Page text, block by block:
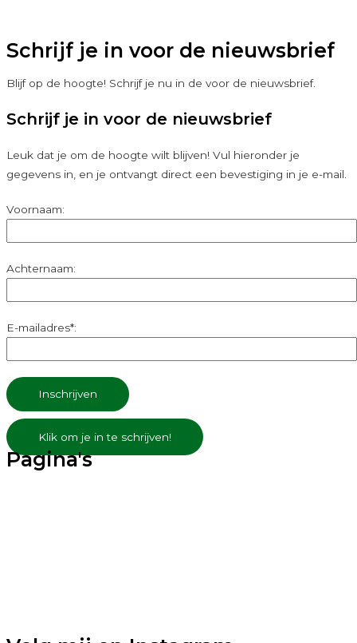
Schrijf je in voor de nieuwsbrief
Blijf op de hoogte! Schrijf je nu in de voor de nieuwsbrief.
Schrijf je in voor de nieuwsbrief
Leuk dat je om de hoogte wilt blijven! Vul hieronder je
gegevens in, en je ontvangt direct een bevestiging in je e-mail.
Voornaam:
Achternaam:
E-mailadres*:
Klik om je in te schrijven!
Pagina's